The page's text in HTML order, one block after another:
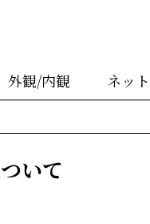
外観/内観 ネッ
いて